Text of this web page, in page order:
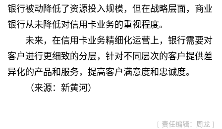
银行被动降低了资源投入规模，但在战略层面，商业
银行从未降低对信用卡业务的重视程度。
未来，在信用卡业务精细化运营上，银行需要对
客户进行更细致的分层，针对不同层次的客户提供差
异化的产品和服务，提高客户满意度和忠诚度。
（来源： 新黄河 ）
[ 责任编辑：周龙 ]